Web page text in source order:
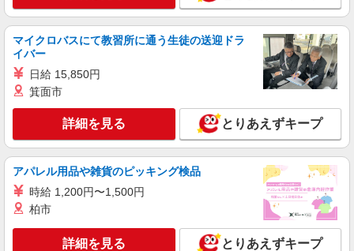
マイクロバスにて教習所に通う生徒の送迎ドラ
イバー
日給 15,850円
箕面市
詳細を見る とりあえずキープ
アパレル用品や雑貨のピッキング検品
時給 1,200円〜1,500円
柏市
詳細を見る とりあえずキープ